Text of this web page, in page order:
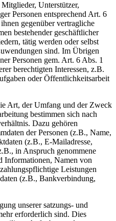
Unterstützer,
Personen entsprechend Art. 6
gegenüber vertragliche
bestehender geschäftlicher
tätig werden oder selbst
sind. Im Übrigen
Personen gem. Art. 6 Abs. 1
berechtigten Interessen, z.B.
oder Öffentlichkeitsarbeit
Art, der Umfang und der Zweck
bestimmen sich nach
Dazu gehören
der Personen (z.B., Name,
(z.B., E-Mailadresse,
in Anspruch genommene
Informationen, Namen von
Leistungen
(z.B., Bankverbindung,
unserer satzungs- und
erforderlich sind. Dies